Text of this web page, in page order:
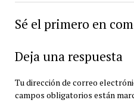
Sé el primero en
Deja una respuesta
Tu dirección de correo
campos obligatorios están